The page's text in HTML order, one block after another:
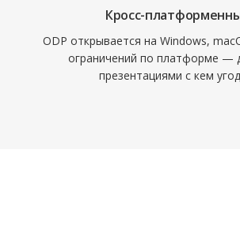
Кросс-
ODP открывается на Windows,
ограничений по платформе —
презентациями с кем